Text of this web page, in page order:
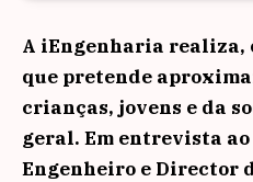
A iEngenharia realiza,
que pretende
crianças, jovens e da
geral. Em entrevista ao
Engenheiro e Director